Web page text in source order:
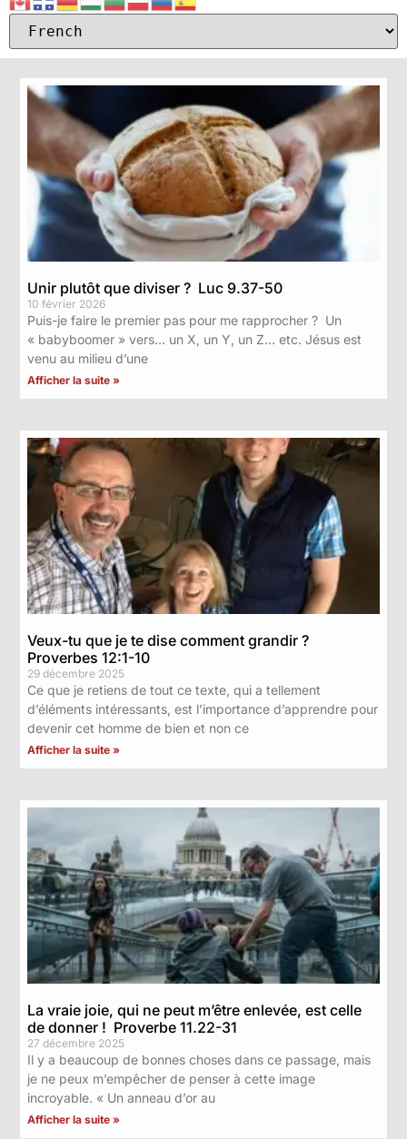
Unir plutôt que diviser ? Luc 9.37-50
10 février 2026
Puis-je faire le premier pas pour me rapprocher ? Un
« babyboomer » vers… un X, un Y, un Z… etc. Jésus est
venu au milieu d’une
Afficher la suite »
Veux-tu que je te dise comment grandir ?
Proverbes 12:1-10
29 décembre 2025
Ce que je retiens de tout ce texte, qui a tellement
d’éléments intéressants, est l’importance d’apprendre pour
devenir cet homme de bien et non ce
Afficher la suite »
La vraie joie, qui ne peut m’être enlevée, est celle
de donner ! Proverbe 11.22-31
27 décembre 2025
Il y a beaucoup de bonnes choses dans ce passage, mais
je ne peux m’empêcher de penser à cette image
incroyable. « Un anneau d’or au
Afficher la suite »